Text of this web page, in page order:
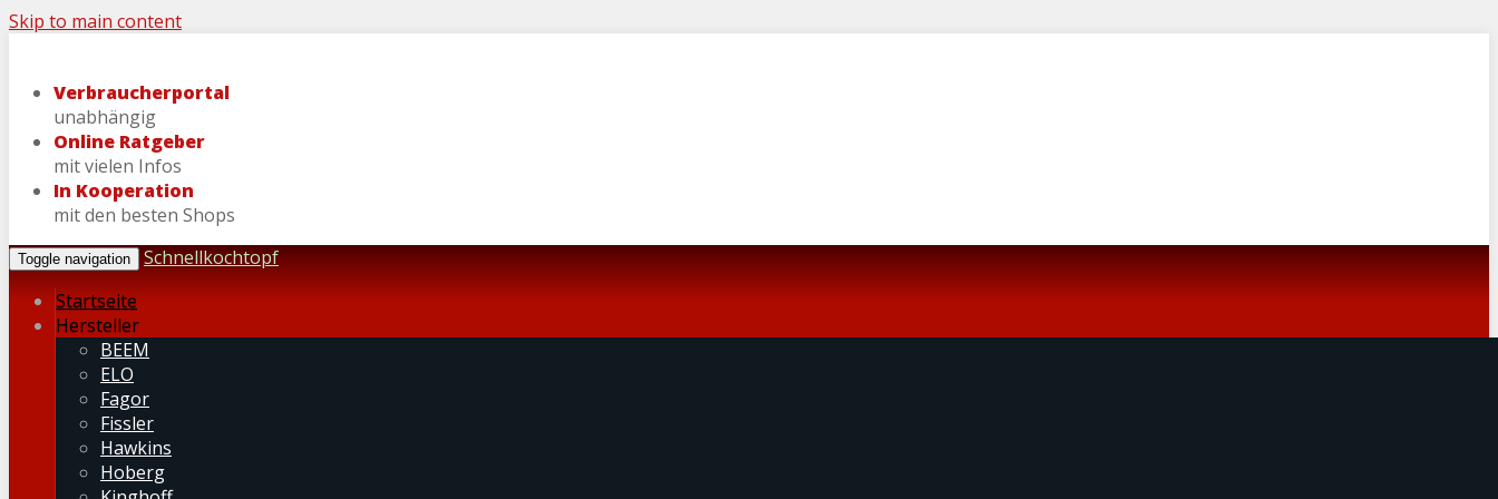
Skip to main content
Verbraucherportal
unabhängig
Online Ratgeber
mit vielen Infos
In Kooperation
mit den besten Shops
Toggle navigation
Schnellkochtopf
Startseite
Hersteller
BEEM
ELO
Fagor
Fissler
Hawkins
Hoberg